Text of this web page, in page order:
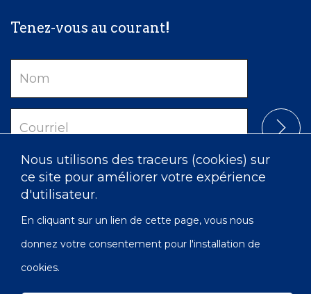
Nous utilisons des traceurs (cookies) sur
ce site pour améliorer votre expérience
d'utilisateur.
En cliquant sur un lien de cette page, vous nous
donnez votre consentement pour l'installation de
cookies.
Tenez-vous au courant!
Nom
Courriel